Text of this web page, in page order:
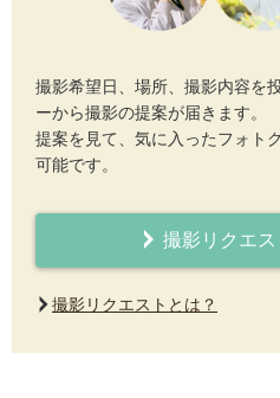
撮影希望日、場所、撮影内容を
ーから撮影の提案が届きます。
提案を見て、気に入ったフォト
可能です。
撮影リクエ
撮影リクエストとは？